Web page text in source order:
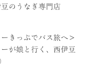
のうなぎ専門店
きっぷでバス旅へ＞
が娘と行く、西伊豆